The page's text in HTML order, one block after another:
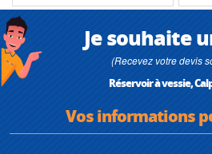
Je souhaite
(Recevez votre devis
Réservoir à vessie,
Vos informations